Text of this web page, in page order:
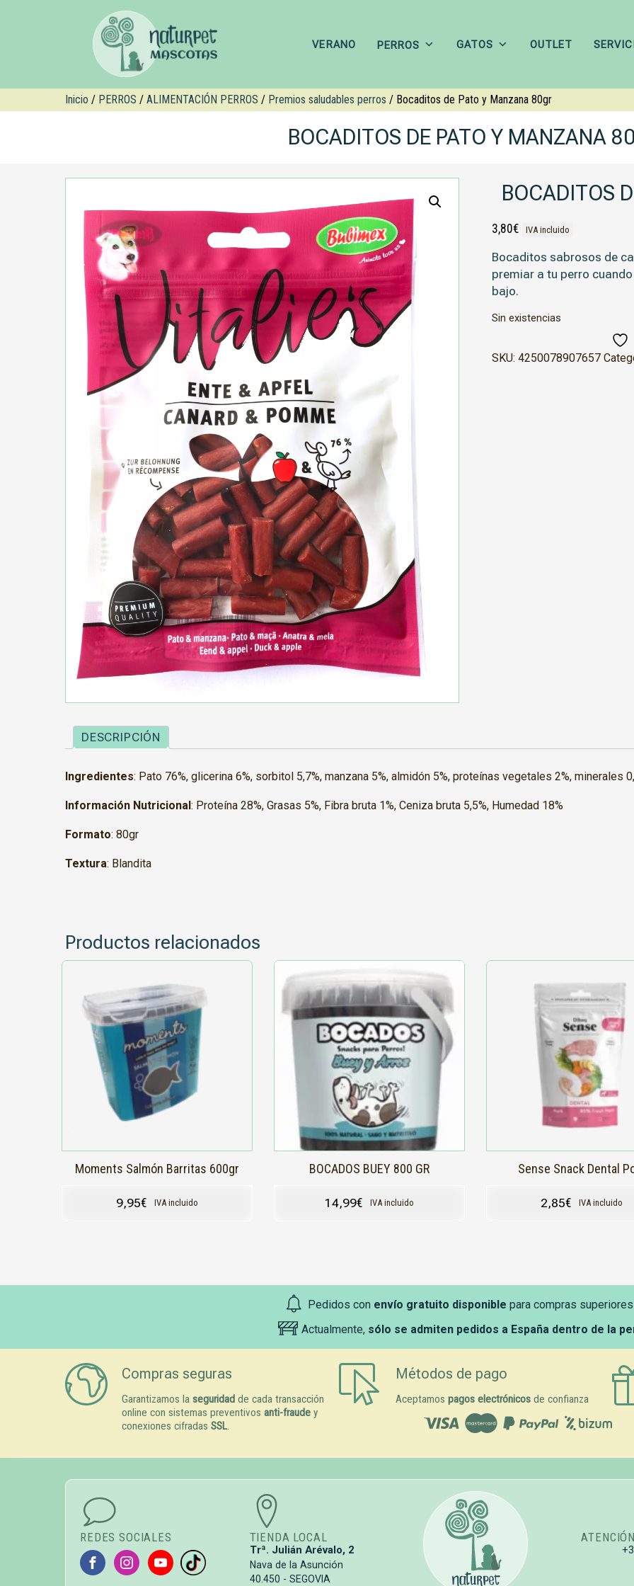
VERANO PERROS GATOS OUTLET
Inicio / PERROS / ALIMENTACIÓN PERROS / Premios saludables perros / Bocaditos de Pato y Manzana 80gr
BOCADITOS DE PATO Y MANZANA
BOCADITOS
3,80€ IVA incluido
Bocaditos sabrosos de
premiar a tu perro
bajo.
Sin existencias
SKU:4250078907657
DESCRIPCIÓN
Ingredientes: Pato 76%, glicerina 6%, sorbitol 5,7%, manzana 5%, almidón 5%, proteínas vegetales 2%, minerales
Información Nutricional: Proteína 28%, Grasas 5%, Fibra bruta 1%, Ceniza bruta 5,5%, Humedad 18%
Formato: 80gr
Textura: Blandita
Productos relacionados
Moments Salmón Barritas 600gr
9,95€ IVA incluido
BOCADOS BUEY 800 GR
14,99€ IVA incluido
Sense Snack Dental
2,85€ IVA incluido
Pedidos con envío gratuito disponible para compras
Actualmente, sólo se admiten pedidos a España dentro de la
Compras seguras
Garantizamos la seguridad de cada transacción
online con sistemas preventivos anti-fraude y
conexiones cifradas SSL.
Métodos de pago
Aceptamos pagos electrónicosde confianza
REDES SOCIALES TIENDA LOCAL
Trª. Julián Arévalo, 2
Nava de la Asunción
40.450 - SEGOVIA